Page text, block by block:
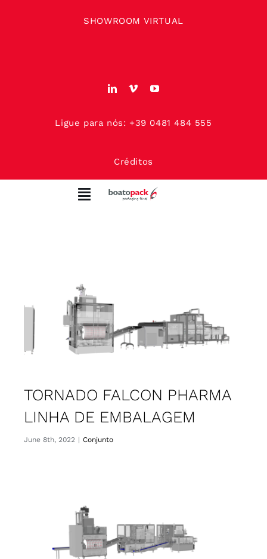
SHOWROOM VIRTUAL
Ligue para nós: +39 0481 484 555
Créditos
Toggle
Português
TORNADO FALCON PHARMA
LINHA DE EMBALAGEM
June 8th, 2022 | Conjunto